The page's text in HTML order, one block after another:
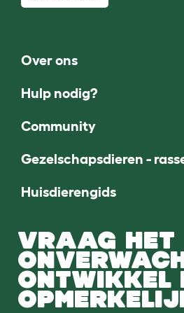
Over ons
Hulp nodig?
Community
Gezelschapsdieren -
Huisdierengids
VRAAG HET
ONTWIKKEL